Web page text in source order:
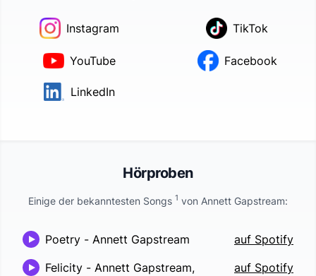
Instagram TikTok
YouTube Facebook
LinkedIn
Hörproben
Einige der bekanntesten Songs 1 von Annett Gapstream:
Poetry - Annett Gapstream
auf Spotify
Felicity - Annett Gapstream,
auf Spotify